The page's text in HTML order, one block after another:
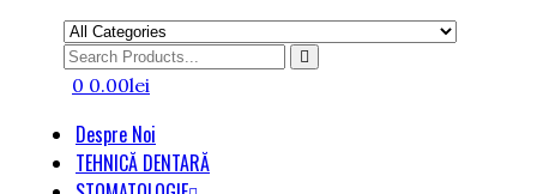
Search
for
0 0.00lei
Despre Noi
TEHNICĂ DENTARĂ